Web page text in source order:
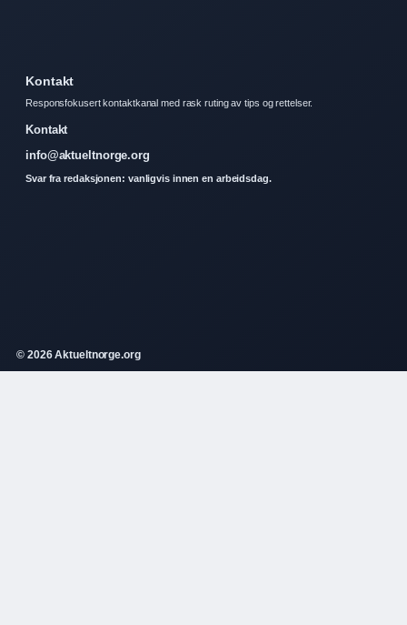
Kontakt
Responsfokusert kontaktkanal med rask ruting av tips og rettelser.
Kontakt
info@aktueltnorge.org
Svar fra redaksjonen: vanligvis innen en arbeidsdag.
© 2026 Aktueltnorge.org